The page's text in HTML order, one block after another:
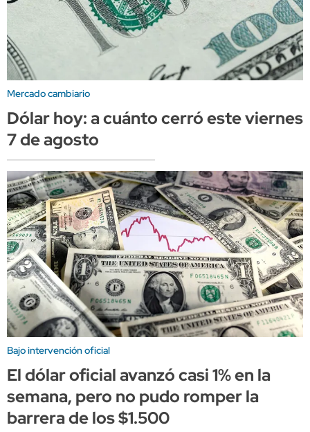
Mercado cambiario
Dólar hoy: a cuánto cerró este viernes
7 de agosto
Bajo intervención oficial
El dólar oficial avanzó casi 1% en la
semana, pero no pudo romper la
barrera de los $1.500